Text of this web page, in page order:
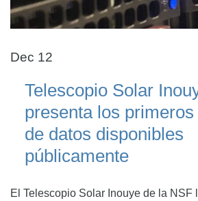
Dec 12
Telescopio Solar
presenta los
de datos disponibles
públicamente
El Telescopio Solar Inouye de la NSF